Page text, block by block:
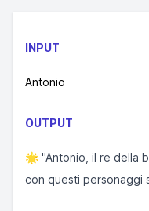
INPUT
Antonio
OUTPUT
🌟 "Antonio, il re della
con questi personaggi